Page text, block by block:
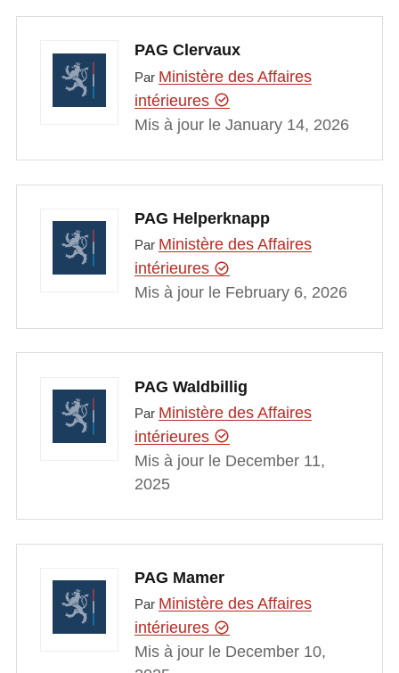
PAG Clervaux
Par Ministère des Affaires
intérieures
Mis à jour le January 14, 2026
PAG Helperknapp
Par Ministère des Affaires
intérieures
Mis à jour le February 6, 2026
PAG Waldbillig
Par Ministère des Affaires
intérieures
Mis à jour le December 11,
2025
PAG Mamer
Par Ministère des Affaires
intérieures
Mis à jour le December 10,